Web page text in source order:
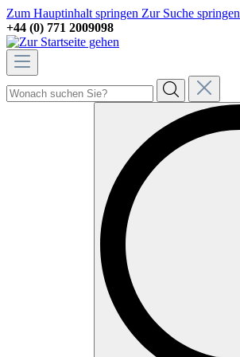
Zum Hauptinhalt springen Zur Suche springen
+44 (0) 771 2009098